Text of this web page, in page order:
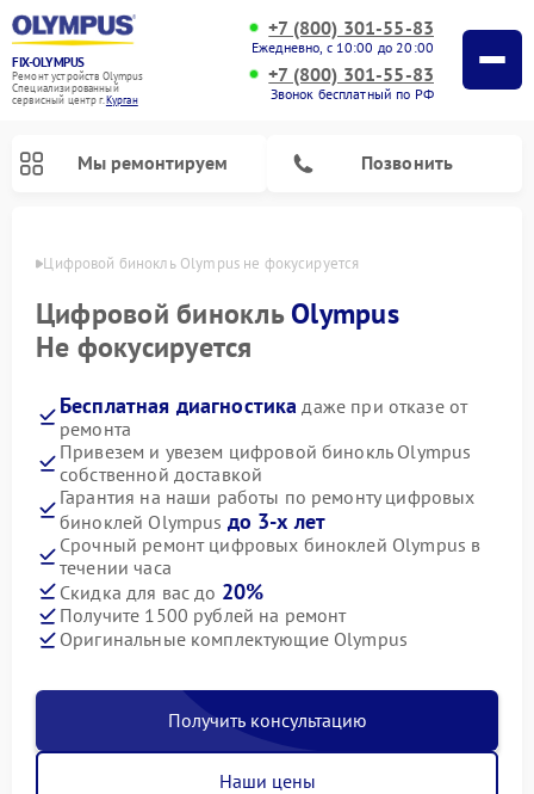
FIX-OLYMPUS
Ремонт устройств Olympus
Специализированный
cервисный центр г.Курган
+7 (800) 301-55-83
Ежедневно, с 10:00 до 20:00
+7 (800) 301-55-83
Звонок бесплатный по РФ
Мы ремонтируем Позвонить
Цифровой бинокль Olympus не фокусируется
Цифровой бинокльOlympus
Не фокусируется
Бесплатная диагностика даже при отказе от
ремонта
Привезем и увезем цифровой бинокль Olympus
собственной доставкой
Гарантия на наши работы по ремонту цифровых
биноклей Olympus до 3-х лет
Срочный ремонт цифровых биноклей Olympus в
течении часа
Скидка для вас до 20%
Получите 1500 рублей на ремонт
Оригинальные комплектующие Olympus
Получить консультацию
Наши цены